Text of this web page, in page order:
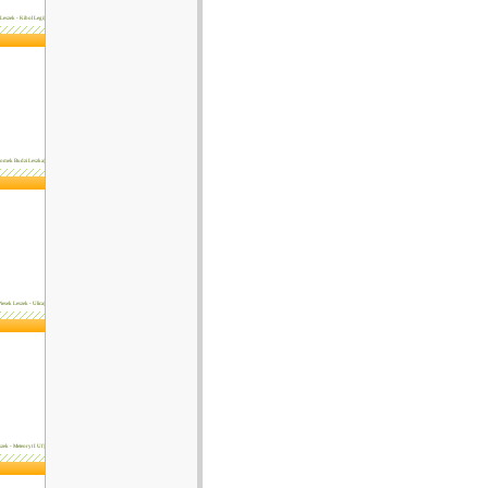
Leszek - Kibol Legi|
Budzi Leszka|
Leszek - Ulica|
- Meteoryt I Uf|